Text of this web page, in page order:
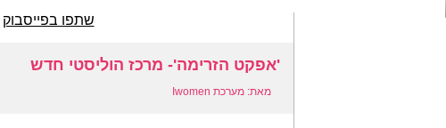
שתפו בפייסבוק
'אפקט הזרימה'- מרכז הוליסטי חדש
מאת: מערכת Iwomen